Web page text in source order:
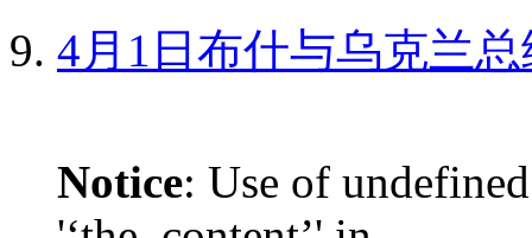
4月1日布什与乌克兰
Notice: Use of